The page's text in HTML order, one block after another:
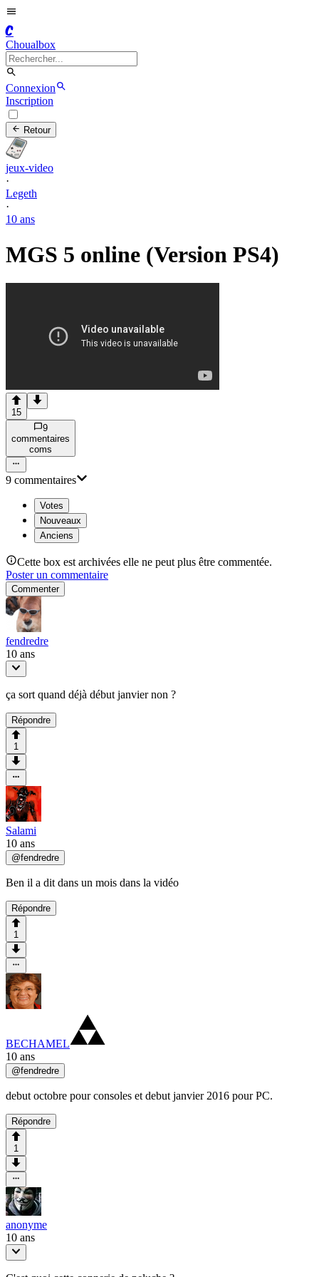
C
Choualbox
Connexion
Inscription
Retour
jeux-video
·
Legeth
·
10 ans
MGS 5 online (Version PS4)
15
9
commentaires
coms
9 commentaires
Votes
Nouveaux
Anciens
Cette box est archivées elle ne peut plus être commentée.
Poster un commentaire
Commenter
fendredre
10 ans
ça sort quand déjà début janvier non ?
Répondre
1
Salami
10 ans
@fendredre
Ben il a dit dans un mois dans la vidéo
Répondre
1
BECHAMEL
10 ans
@fendredre
debut octobre pour consoles et debut janvier 2016 pour PC.
Répondre
1
anonyme
10 ans